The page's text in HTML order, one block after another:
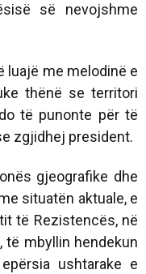
së nevojshme
luajë me melodinë e
thënë se territori
të punonte për të
zgjidhej president.
gjeografike dhe
situatën aktuale, e
të Rezistencës, në
të mbyllin hendekun
ushtarake e